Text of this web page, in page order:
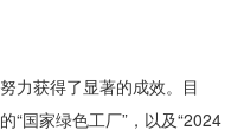
力获得了显著的成效。目
“国家绿色工厂”，以及“2024